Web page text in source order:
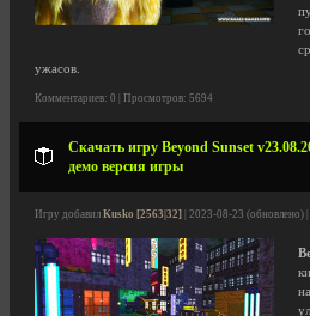
ужасов.
Комментариев: 0 | Просмотров: 5694
Скачать игру Beyond Sunset
демо версия игры
Игру добавил Kusko [2563|32] | 2023-08-23 (обновлено) |